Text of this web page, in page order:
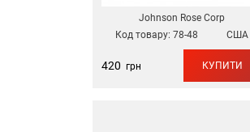
Johnson Rose Corp
Код товару: 78-48 США
420 грн КУПИТИ